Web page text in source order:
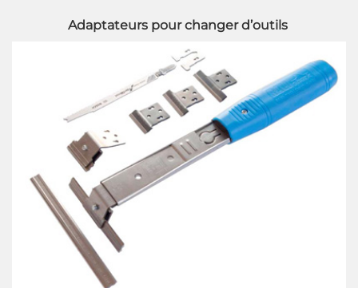
Adaptateurs pour changer d’outils